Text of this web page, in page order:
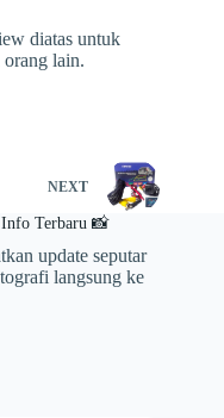
diatas untuk
orang lain.
NEXT
Terbaru 📸
update seputar
langsung ke